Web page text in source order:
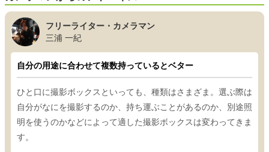
フリーライター・カメラマン
三浦 一紀
自分の用途に合わせて複数持っているとベター
ひと口に撮影ボックスといっても、種類はさまざま。選ぶ際は
自分がなにを撮影するのか、持ち運ぶことがあるのか、別途照
明を使うのかなどによって適した撮影ボックスは変わってきま
す。